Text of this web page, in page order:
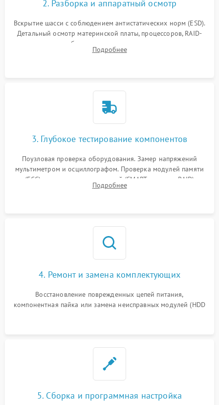
2. Разборка и аппаратный осмотр
Вскрытие шасси с соблюдением антистатических норм (ESD).
Детальный осмотр материнской платы, процессоров, RAID-
контроллеров и блоков питания на наличие термических
повреждений, прогаров или окислений.
Подробнее
3. Глубокое тестирование компонентов
Поузловая проверка оборудования. Замер напряжений
мультиметром и осциллографом. Проверка модулей памяти
(ECC) и состояния накопителей (SMART, массивы RAID)
специализированными диагностическими утилитами.
Подробнее
4. Ремонт и замена комплектующих
Восстановление поврежденных цепей питания,
компонентная пайка или замена неисправных модулей (HDD
5. Сборка и программная настройка